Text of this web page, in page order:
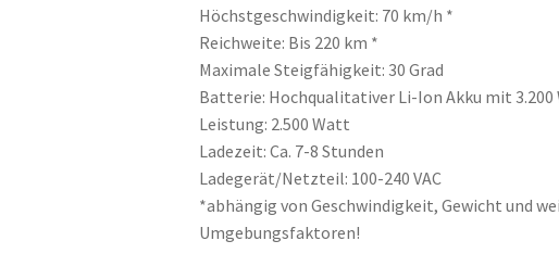
Höchstgeschwindigkeit: 70 km/h *
Reichweite: Bis 220 km *
Maximale Steigfähigkeit: 30 Grad
Batterie: Hochqualitativer Li-Ion Akku mit 3.200
Leistung: 2.500 Watt
Ladezeit: Ca. 7-8 Stunden
Ladegerät/Netzteil: 100-240 VAC
*abhängig von Geschwindigkeit, Gewicht und
Umgebungsfaktoren!